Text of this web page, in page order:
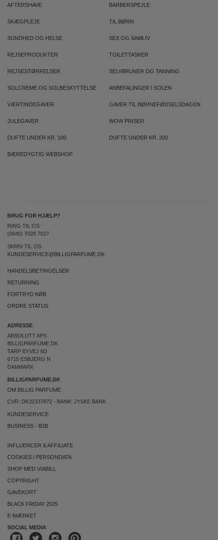
AFTERSHAVE BARBERSPEJLE
SKÆGPLEJE TIL BØRN
SUNDHED OG HELSE SEX OG SAMLIV
REJSEPRODUKTER TOILETTASKER
REJSESTØRRELSER SELVBRUNER OG TANNING
SOLCREME OG SOLBESKYTTELSE ANBEFALINGER I SOLEN
VÆRTINDEGAVER GAVER TIL BØRNEFØDSELSDAGEN
JULEGAVER WOW PRISER
DUFTE UNDER KR. 100 DUFTE UNDER KR. 200
BÆREDYGTIG WEBSHOP
BRUG FOR HJÆLP?
RING TIL OS
(0045) 7028 7027
SKRIV TIL OS
KUNDESERVICE@BILLIGPARFUME.DK
HANDELSBETINGELSER
RETURNING
FORTRYD KØB
ORDRE STATUS
ADRESSE
ABSOLUTT APS
BILLIGPARFUME.DK
TARP BYVEJ 6D
6715 ESBJERG N
DANMARK
BILLIGPARFUME.DK
OM BILLIG PARFUME
CVR: DK32337872 - BANK: JYSKE BANK
KUNDESERVICE
BUSINESS - B2B
INFLUENCER & AFFILIATE
COOKIES / PERSONDATA
SHOP MED VIABILL
COPYRIGHT
GAVEKORT
BLACK FRIDAY 2025
E-MÆRKET
SOCIAL MEDIA